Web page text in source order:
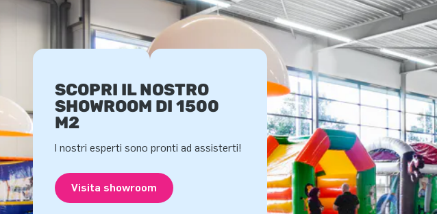
SCOPRI IL NOSTRO
SHOWROOM DI 1500
M2
I nostri esperti sono pronti ad assisterti!
Visita showroom